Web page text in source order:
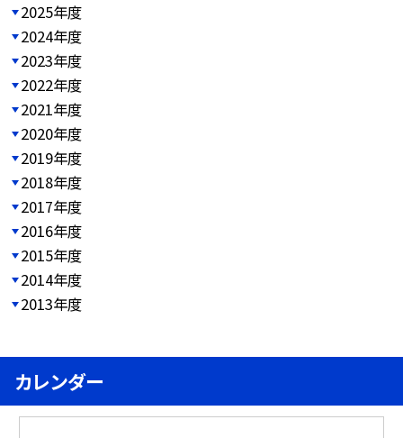
2025年度
2024年度
2023年度
2022年度
2021年度
2020年度
2019年度
2018年度
2017年度
2016年度
2015年度
2014年度
2013年度
カレンダー